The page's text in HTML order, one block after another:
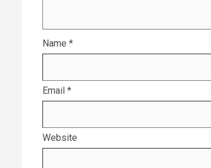
Name *
Email *
Website